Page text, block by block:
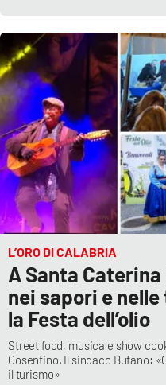
L’ORO DI CALABRIA
A Santa
nei sapori e
la Festa dell’olio
Street food, musica e show
Cosentino. Il sindaco Bufano:
il turismo»